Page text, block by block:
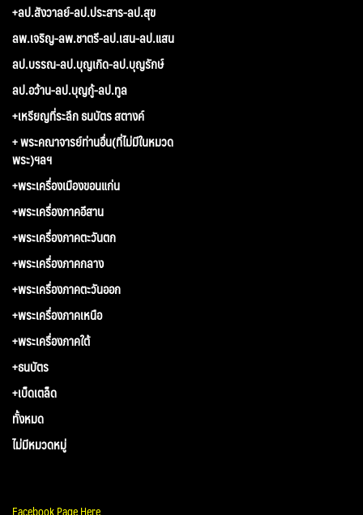
+ลป.สังวาลย์-ลป.ประสาร-ลป.สุข
ลพ.เจริญ-ลพ.ชาตรี-ลป.เสน-ลป.แสน
ลป.บรรณ-ลป.บุญเกิด-ลป.บุญรักษ์
ลป.อว้าน-ลป.บุญกู้-ลป.ทูล
+เหรียญที่ระลึก ธนบัตร สตางค์
+ พระคณาจารย์ท่านอื่น(ที่ไม่มีในหมวด
พระ)ฯลฯ
+พระเครื่องเมืองขอนแก่น
+พระเครื่องภาคอีสาน
+พระเครื่องภาคตะวันตก
+พระเครื่องภาคกลาง
+พระเครื่องภาคตะวันออก
+พระเครื่องภาคเหนือ
+พระเครื่องภาคใต้
+ธนบัตร
+เบ็ดเตล็ด
ทั้งหมด
ไม่มีหมวดหมู่